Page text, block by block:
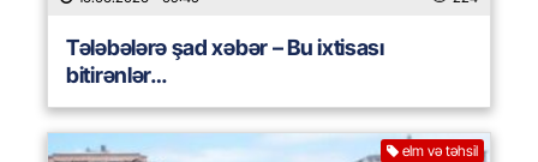
Tələbələrə şad xəbər – Bu ixtisası
bitirənlər…
elm və təhsil